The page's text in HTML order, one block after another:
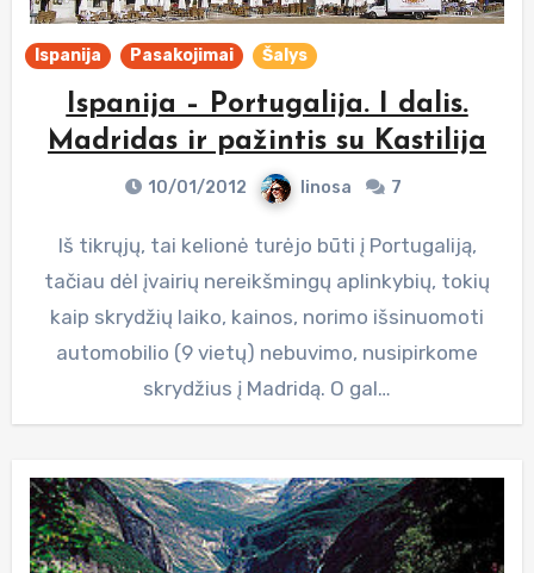
Ispanija Pasakojimai Šalys
Ispanija – Portugalija. I dalis.
Madridas ir pažintis su Kastilija
10/01/2012 linosa 7
Iš tikrųjų, tai kelionė turėjo būti į Portugaliją,
tačiau dėl įvairių nereikšmingų aplinkybių, tokių
kaip skrydžių laiko, kainos, norimo išsinuomoti
automobilio (9 vietų) nebuvimo, nusipirkome
skrydžius į Madridą. O gal…